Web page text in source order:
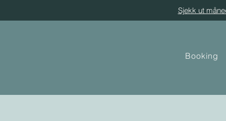
Sjekk ut
Booking